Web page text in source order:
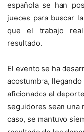
española se han
jueces para buscar
que el trabajo
resultado.
El evento se ha
acostumbra,
aficionados al
seguidores sean una
caso, se mantuvo